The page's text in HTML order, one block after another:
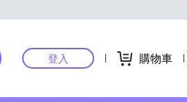
登入 購物車